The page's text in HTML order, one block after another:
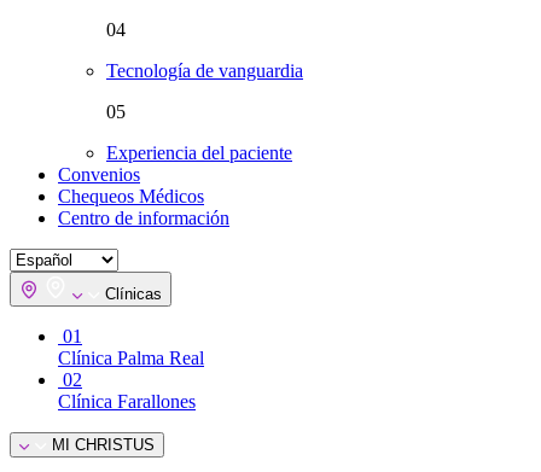
04
Tecnología de vanguardia
05
Experiencia del paciente
Convenios
Chequeos Médicos
Centro de información
Clínicas
01
Clínica Palma Real
02
Clínica Farallones
MI CHRISTUS